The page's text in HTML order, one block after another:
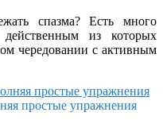
спазма? Есть много
действенным из которых
чередовании с активным
простые упражнения